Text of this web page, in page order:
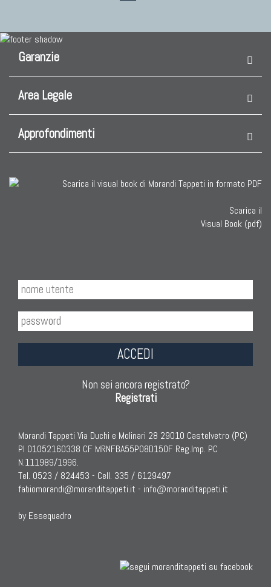
Garanzie
Area Legale
Approfondimenti
Scarica il
Visual Book (pdf)
ACCEDI
Non sei ancora registrato?
Registrati
Morandi Tappeti Via Duchi e Molinari 28 29010 Castelvetro (PC)
PI 01052160338 CF MRNFBA55P08D150F Reg.Imp. PC
N.111989/1996.
Tel. 0523 / 824453 - Cell. 335 / 6129497
fabiomorandi@moranditappeti.it - info@moranditappeti.it
by Essequadro